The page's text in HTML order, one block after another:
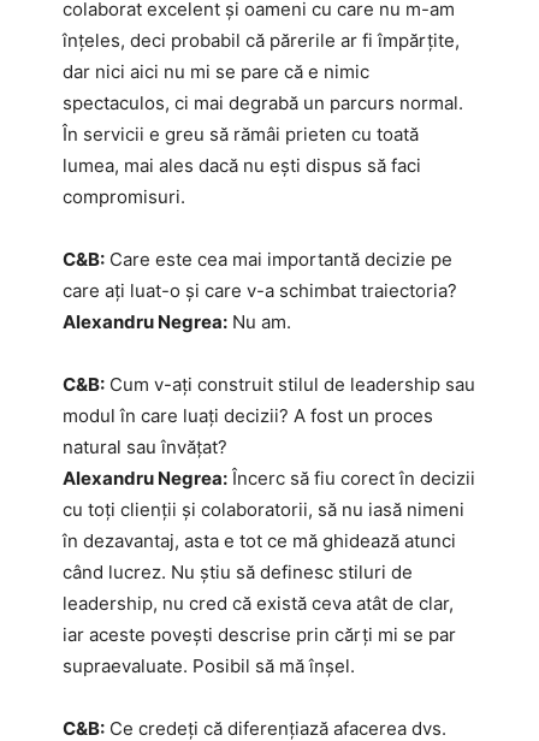
colaborat excelent și oameni cu care nu m-am
înțeles, deci probabil că părerile ar fi împărțite,
dar nici aici nu mi se pare că e nimic
spectaculos, ci mai degrabă un parcurs normal.
În servicii e greu să rămâi prieten cu toată
lumea, mai ales dacă nu ești dispus să faci
compromisuri.
C&B: Care este cea mai importantă decizie pe
care ați luat-o și care v-a schimbat traiectoria?
Alexandru Negrea: Nu am.
C&B: Cum v-ați construit stilul de leadership sau
modul în care luați decizii? A fost un proces
natural sau învățat?
Alexandru Negrea: Încerc să fiu corect în decizii
cu toți clienții și colaboratorii, să nu iasă nimeni
în dezavantaj, asta e tot ce mă ghidează atunci
când lucrez. Nu știu să definesc stiluri de
leadership, nu cred că există ceva atât de clar,
iar aceste povești descrise prin cărți mi se par
supraevaluate. Posibil să mă înșel.
C&B: Ce credeți că diferențiază afacerea dvs.